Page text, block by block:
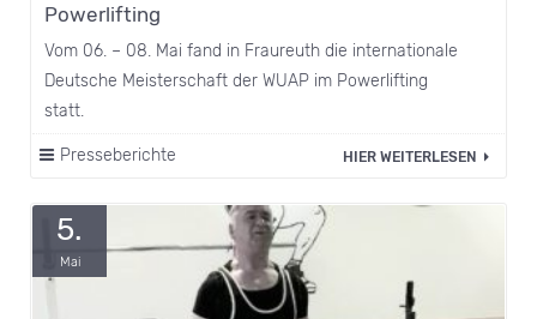
Powerlifting
Vom 06. – 08. Mai fand in Fraureuth die internationale
Deutsche Meisterschaft der WUAP im Powerlifting
statt.
Presseberichte HIER WEITERLESEN
5.
Mai